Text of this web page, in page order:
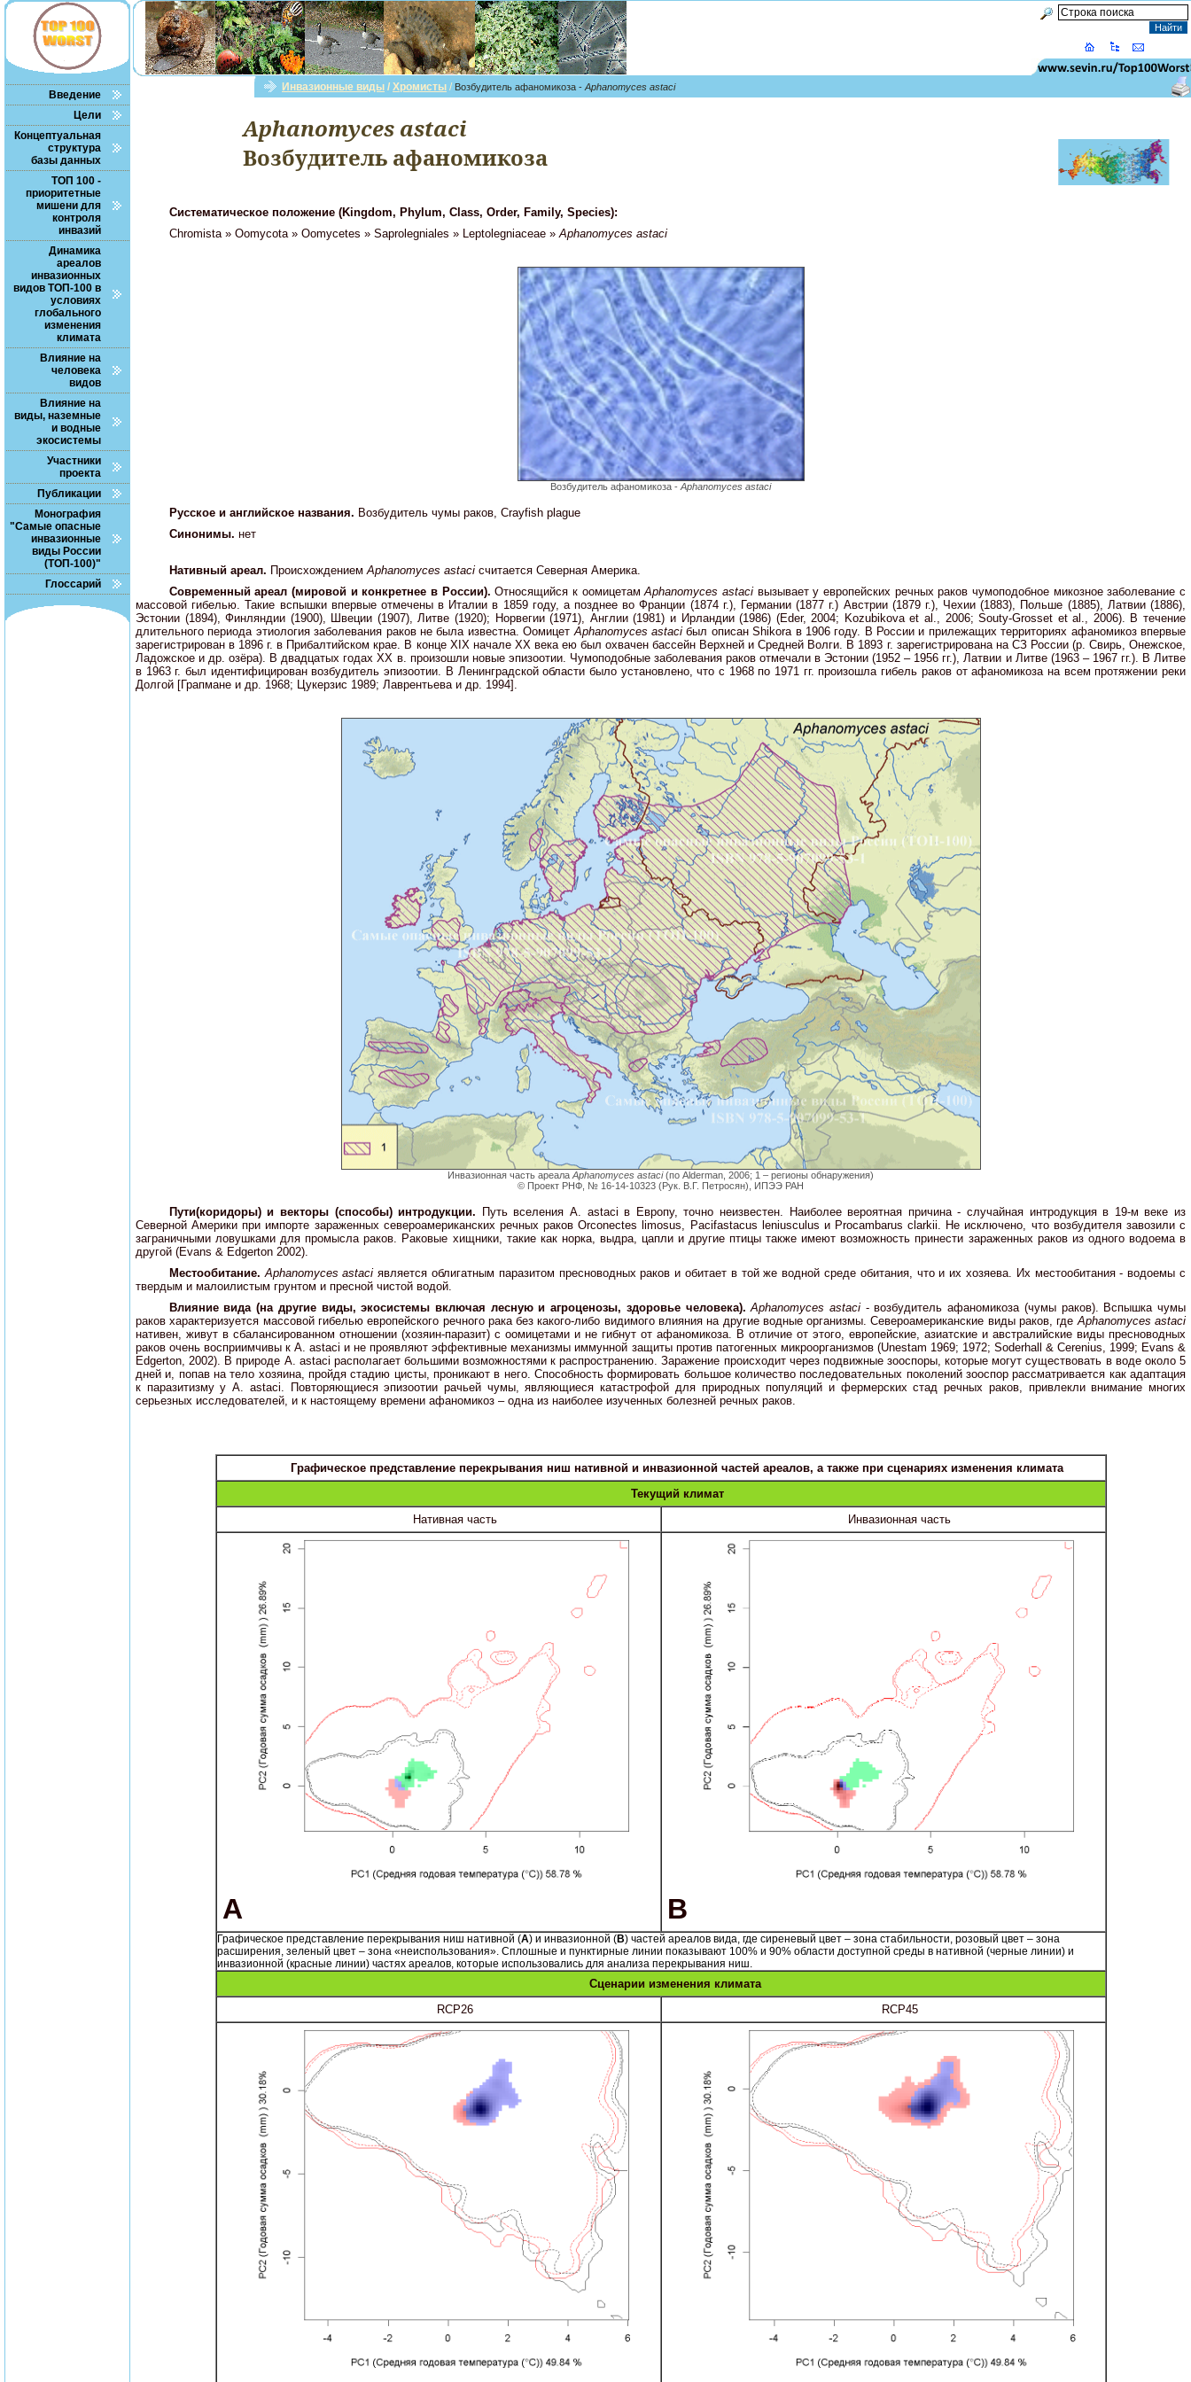
Введение
Цели
Концептуальная
структура
базы данных
ТОП 100 -
приоритетные
мишени для
контроля
инвазий
Динамика
ареалов
инвазионных
видов ТОП-100 в
условиях
глобального
изменения
климата
Влияние на
человека
видов
Влияние на
виды, наземные
и водные
экосистемы
Участники
проекта
Публикации
Монография
"Самые опасные
инвазионные
виды России
(ТОП-100)"
Глоссарий
Инвазионные виды / Хромисты / Возбудитель афаномикоза - Aphanomyces astaci
Aphanomyces astaci
Возбудитель афаномикоза
Систематическое положение (Kingdom, Phylum, Class, Order, Family, Species):
Chromista » Oomycota » Oomycetes » Saprolegniales » Leptolegniaceae »Aphanomyces astaci
Возбудитель афаномикоза - Aphanomyces astaci
Русское и английское названия. Возбудитель чyмы paков, Crayfish plague
Синонимы. нет
Нативный ареал. ПроисхождениемAphanomyces astaciсчитается Северная Америка.
Современный ареал (мировой и конкретнее в России).Относящийся к оомицетамAphanomyces astaci вызывает у европейских речных раков чумоподобное микозное заболевание с
массовой гибелью. Такие вспышки впервые отмечены в Италии в 1859 году, а позднее во Франции (1874 г.), Германии (1877 г.) Австрии (1879 г.), Чехии (1883), Польше (1885), Латвии (1886),
Эстонии (1894), Финляндии (1900), Швеции (1907), Литве (1920); Норвегии (1971), Англии (1981) и Ирландии (1986) (Eder, 2004; Kozubikova et al., 2006; Souty-Grosset et al., 2006). В течение
длительного периода этиология заболевания раков не была известна. ОомицетAphanomyces astaciбыл описан Shikora в 1906 году. В России и прилежащих территориях афаномикоз впервые
зарегистрирован в 1896 г. в Прибалтийском крае. В конце ХIХ начале ХХ века ею был охвачен бассейн Верхней и Средней Волги. В 1893 г. зарегистрирована на СЗ России (р. Свирь, Онежское,
Ладожское и др. озёра). В двадцатых годах XX в. произошли новые эпизоотии. Чумоподобные заболевания раков отмечали в Эстонии (1952 – 1956 гг.), Латвии и Литве (1963 – 1967 гг.). В Литве
в 1963 г. был идентифицирован возбудитель эпизоотии. В Ленинградской области было установлено, что с 1968 по 1971 гг. произошла гибель раков от афаномикоза на всем протяжении реки
Долгой [Грапмане и др. 1968; Цукерзис 1989; Лаврентьева и др. 1994].
Инвазионная часть ареала Aphanomyces astaci(по Alderman, 2006; 1 – регионы обнаружения)
© Проект РНФ, № 16-14-10323 (Рук. В.Г. Петросян), ИПЭЭ РАН
Пути(коридоры) и векторы (способы) интродукции.
Путь вселения А. astaci в Европу, точно неизвестен. Наиболее вероятная причина - случайная интродукция в 19-м веке из
Северной Америки при импорте зараженных североамериканских речных раков Orconectes limosus, Pacifastacus leniusculus и Procambarus clarkii. Не исключено, что возбудителя завозили с
заграничными ловушками для промысла раков. Раковые хищники, такие как норка, выдра, цапли и другие птицы также имеют возможность принести зараженных раков из одного водоема в
другой (Evans & Edgerton 2002).
Местообитание.Aphanomyces astaci является облигатным паразитом пресноводных раков и обитает в той же водной среде обитания, что и их хозяева. Их местообитания - водоемы с
твердым и малоилистым грунтом и пресной чистой водой.
Влияние вида (на другие виды, экосистемы включая лесную и агроценозы, здоровье человека).Aphanomyces astaci - возбудитель афаномикоза (чумы раков). Вспышка чумы
раков характеризуется массовой гибелью европейского речного рака без какого-либо видимого влияния на другие водные организмы. Североамериканские виды раков, гдеAphanomyces astaci
нативен, живут в сбалансированном отношении (хозяин-паразит) с оомицетами и не гибнут от афаномикоза. В отличие от этого, европейские, азиатские и австралийские виды пресноводных
раков очень восприимчивы к A. astaci и не проявляют эффективные механизмы иммунной защиты против патогенных микроорганизмов (Unestam 1969; 1972; Soderhall & Cerenius, 1999; Evans &
Edgerton, 2002). В природе A. astaci располагает большими возможностями к распространению. Заражение происходит через подвижные зооспоры, которые могут существовать в воде около 5
дней и, попав на тело хозяина, пройдя стадию цисты, проникают в него. Способность формировать большое количество последовательных поколений зооспор рассматривается как адаптация
к паразитизму у A. astaci. Повторяющиеся эпизоотии рачьей чумы, являющиеся катастрофой для природных популяций и фермерских стад речных раков, привлекли внимание многих
серьезных исследователей, и к настоящему времени афаномикоз – одна из наиболее изученных болезней речных раков.
Графическое представление перекрывания ниш нативной и инвазионной частей ареалов, а также при сценариях изменения климата
Текущий климат
Нативная часть
Инвазионная часть
A B
Графическое представление перекрывания ниш нативной (A) и инвазионной (B) частей ареалов вида, где сиреневый цвет – зона стабильности, розовый цвет – зона
расширения, зеленый цвет – зона «неиспользования». Сплошные и пунктирные линии показывают 100% и 90% области доступной среды в нативной (черные линии) и
инвазионной (красные линии) частях ареалов, которые использовались для анализа перекрывания ниш.
Сценарии изменения климата
RCP26
RCP45